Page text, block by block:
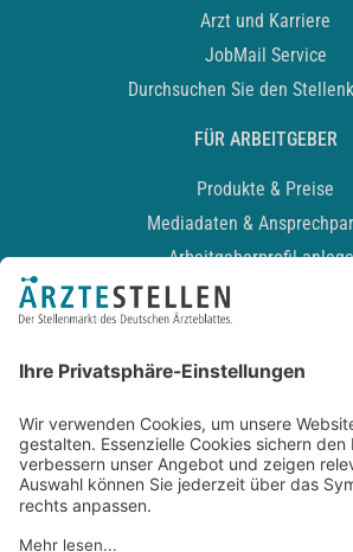
Arzt und Karriere
JobMail Service
Durchsuchen Sie den
FÜR ARBEITGEBER
Produkte & Preise
Mediadaten &
Arbeitgeberprofil
Recruiting-Podcast
Kontakt
Datenschutz
Newsletter